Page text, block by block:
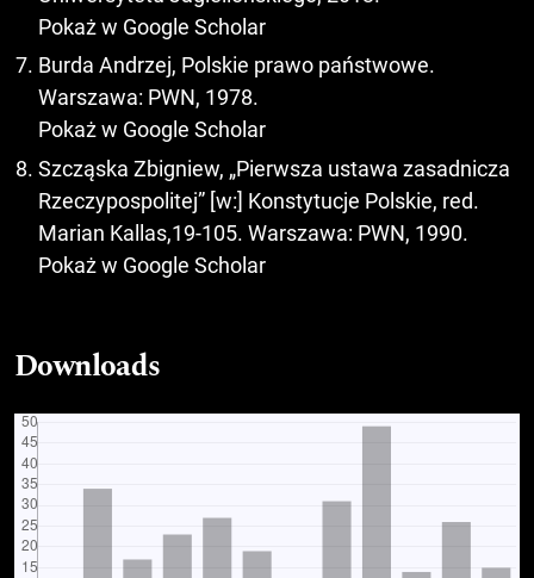
Pokaż w Google Scholar
Burda Andrzej, Polskie prawo państwowe.
Warszawa: PWN, 1978.
Pokaż w Google Scholar
Szcząska Zbigniew, „Pierwsza ustawa zasadnicza
Rzeczypospolitej” [w:] Konstytucje Polskie, red.
Marian Kallas,19-105. Warszawa: PWN, 1990.
Pokaż w Google Scholar
Downloads